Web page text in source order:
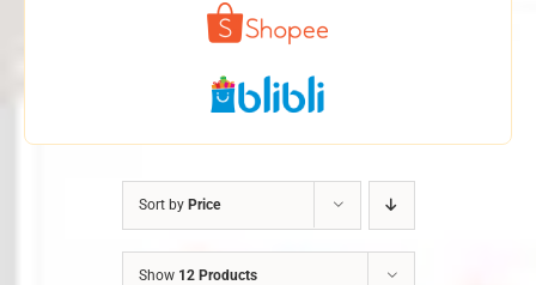
Sort by Price
Show 12 Products